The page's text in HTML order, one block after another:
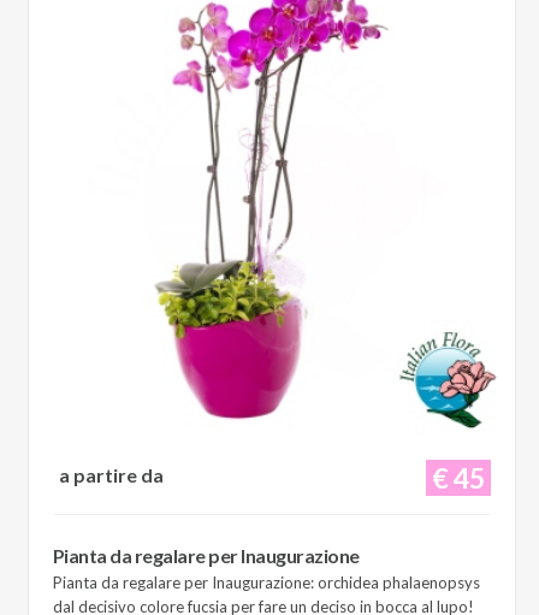
€ 45
a partire da
Pianta da regalare per Inaugurazione
Pianta da regalare per Inaugurazione: orchidea phalaenopsys
dal decisivo colore fucsia per fare un deciso in bocca al lupo!